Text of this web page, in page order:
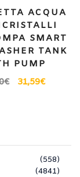
ACQUA
SMART
TANK
PUMP
€ 31,59€
(558)
(4841)